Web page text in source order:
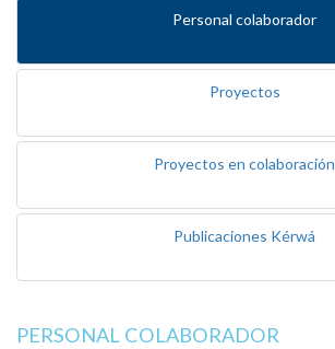
Personal colaborador
Proyectos
Proyectos en colaboración
Publicaciones Kérwá
PERSONAL COLABORADOR